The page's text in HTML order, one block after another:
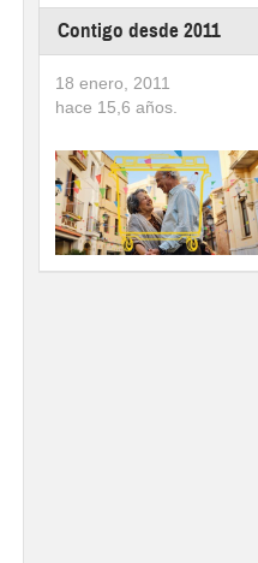
Contigo desde 2011
18 enero, 2011
hace 15,6 años.